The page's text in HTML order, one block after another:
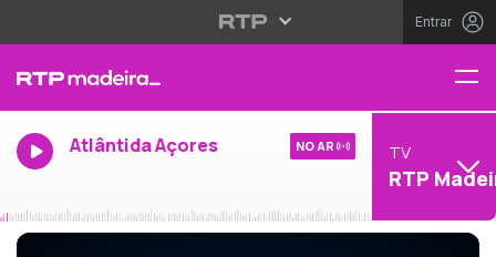
Entrar
Atlântida Açores NO AR TV
RTP